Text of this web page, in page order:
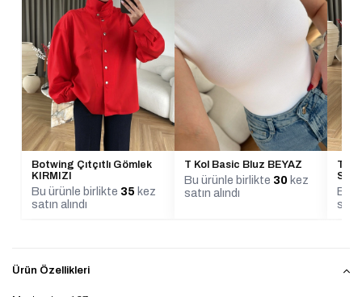
Botwing Çıtçıtlı Gömlek
KIRMIZI
Bu ürünle birlikte 35 kez
satın alındı
T Kol Basic Bluz BEYAZ
Bu ürünle birlikte 30 kez
satın alındı
Tisa
Bu
Ürün Özellikleri